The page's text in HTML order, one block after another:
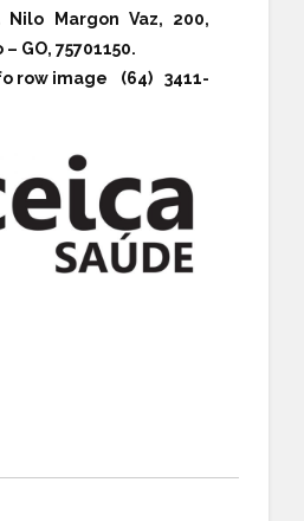
Nilo Margon Vaz, 200,
GO, 75701150.
(64) 3411-